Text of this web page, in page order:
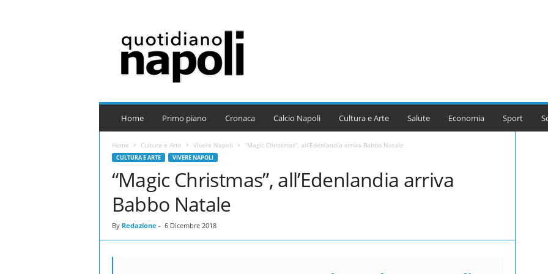
i
n
Home Primo piano Cronaca Calcio Napoli Cultura e Arte Salute Economia Sport
Home Cultura e Arte Vivere Napoli “Magic Christmas”, all’Edenlandia arriva Babbo Natale
CULTURA E ARTE VIVERE NAPOLI
“Magic Christmas”, all’Edenlandia arriva
Babbo Natale
By Redazione - 6 Dicembre 2018